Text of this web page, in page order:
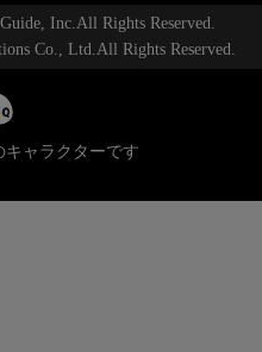
Inc.All Rights Reserved.
Co., Ltd.All Rights Reserved.
キャラクターです